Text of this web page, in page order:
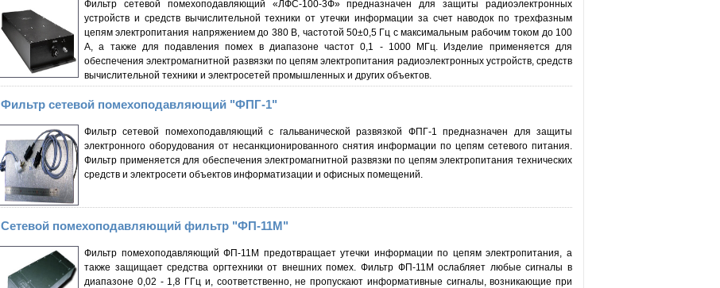
Фильтр сетевой помехоподавляющий «ЛФС-100-3Ф» предназначен для защиты радиоэлектронных
устройств и средств вычислительной техники от утечки информации за счет наводок по трехфазным
цепям электропитания напряжением до 380 В, частотой 50±0,5 Гц с максимальным рабочим током до 100
А, а также для подавления помех в диапазоне частот 0,1 - 1000 МГц. Изделие применяется для
обеспечения электромагнитной развязки по цепям электропитания радиоэлектронных устройств, средств
вычислительной техники и электросетей промышленных и других объектов.
Фильтр сетевой помехоподавляющий "ФПГ-1"
Фильтр сетевой помехоподавляющий с гальванической развязкой ФПГ-1 предназначен для защиты
электронного оборудования от несанкционированного снятия информации по цепям сетевого питания.
Фильтр применяется для обеспечения электромагнитной развязки по цепям электропитания технических
средств и электросети объектов информатизации и офисных помещений.
Сетевой помехоподавляющий фильтр "ФП-11М"
Фильтр помехоподавляющий ФП-11М предотвращает утечки информации по цепям электропитания, а
также защищает средства оргтехники от внешних помех. Фильтр ФП-11М ослабляет любые сигналы в
диапазоне 0,02 - 1,8 ГГц и, соответственно, не пропускают информативные сигналы, возникающие при